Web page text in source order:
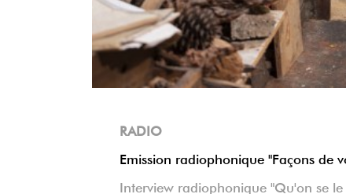
RADIO
Emission radiophonique "Façons de
Interview radiophonique "Qu'on se